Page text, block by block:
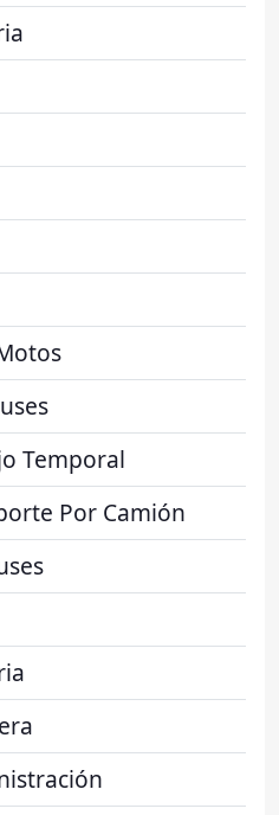
Temporal
Por Camión